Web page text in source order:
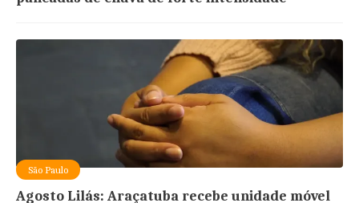
São Paulo
Agosto Lilás: Araçatuba recebe unidade móvel